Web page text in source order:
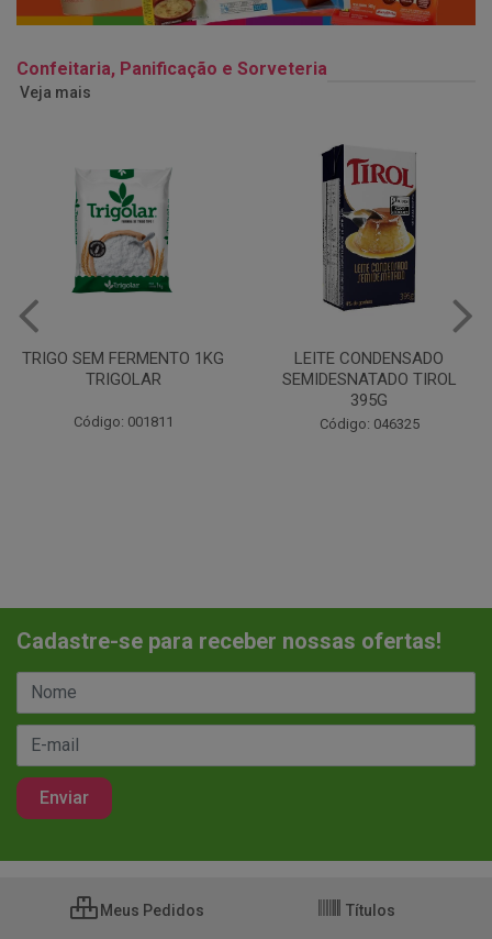
Confeitaria, Panificação e Sorveteria
Veja mais
LEITE CONDENSADO
SEMIDESNATADO TIROL
Código: 046325
CHANTILINHO EM PO 400G
MIX
Código: 037442
Cadastre-se para receber nossas ofertas!
Meus Pedidos Títulos